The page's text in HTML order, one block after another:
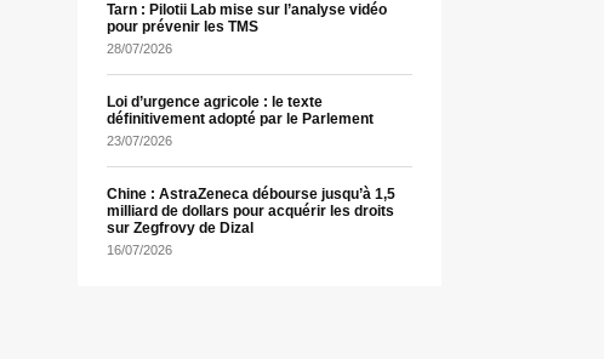
Tarn : Pilotii Lab mise sur l’analyse vidéo
pour prévenir les TMS
28/07/2026
Loi d’urgence agricole : le texte
définitivement adopté par le Parlement
23/07/2026
Chine : AstraZeneca débourse jusqu’à 1,5
milliard de dollars pour acquérir les droits
sur Zegfrovy de Dizal
16/07/2026